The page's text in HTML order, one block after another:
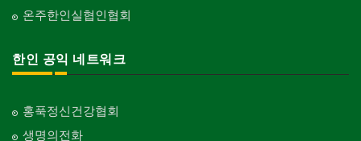
온주한인실협인협회
한인 공익 네트워크
홍푹정신건강협회
생명의전화